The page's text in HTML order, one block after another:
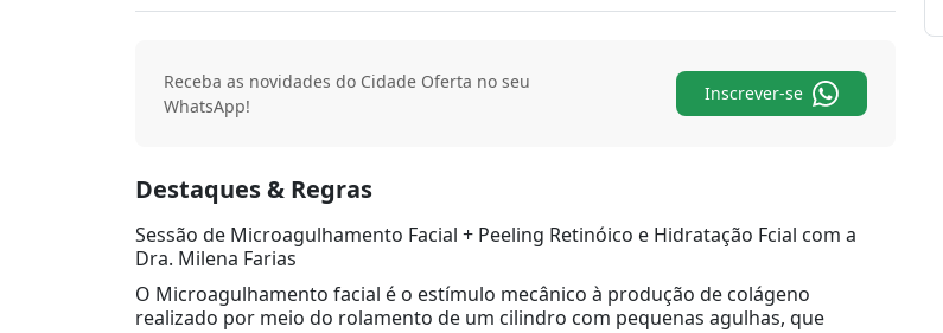
Receba as novidades do Cidade Oferta no seu
WhatsApp!
Inscrever-se
Destaques & Regras
Sessão de Microagulhamento Facial + Peeling Retinóico e Hidratação Fcial com a
Dra. Milena Farias
O Microagulhamento facial é o estímulo mecânico à produção de colágeno
realizado por meio do rolamento de um cilindro com pequenas agulhas, que